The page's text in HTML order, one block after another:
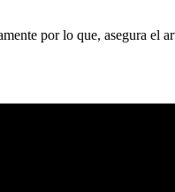
por lo que, asegura el